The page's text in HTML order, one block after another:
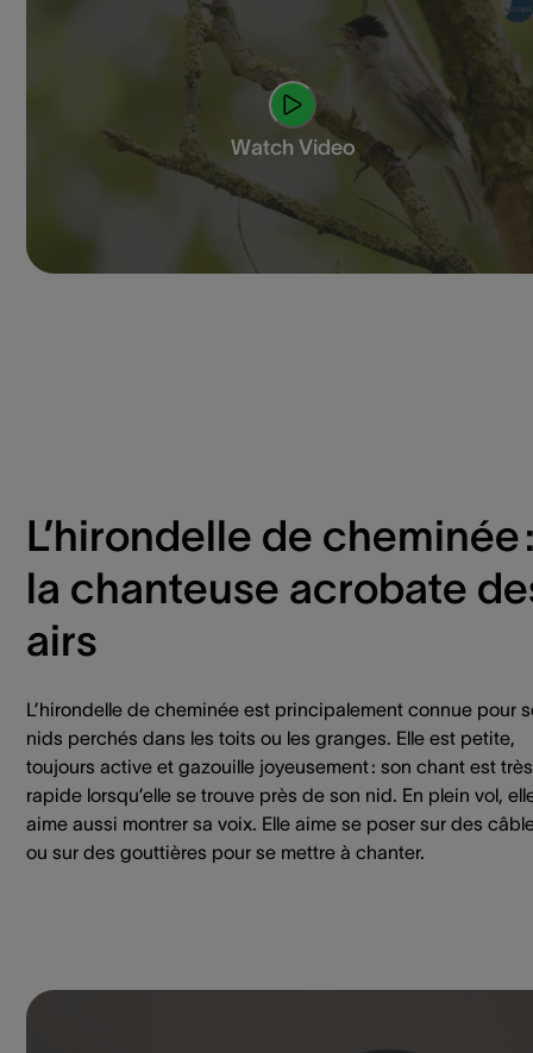
Watch Video
L’hirondelle de cheminée
la chanteuse acrobate
airs
L’hirondelle de cheminée est principalement connue pour
nids perchés dans les toits ou les granges. Elle est petite,
toujours active et gazouille joyeusement : son chant est très
rapide lorsqu’elle se trouve près de son nid. En plein vol,
aime aussi montrer sa voix. Elle aime se poser sur des
ou sur des gouttières pour se mettre à chanter.